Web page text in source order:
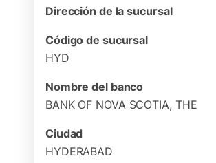
Dirección de la sucursal
Código de sucursal
HYD
Nombre del banco
BANK OF NOVA SCOTIA, THE
Ciudad
HYDERABAD